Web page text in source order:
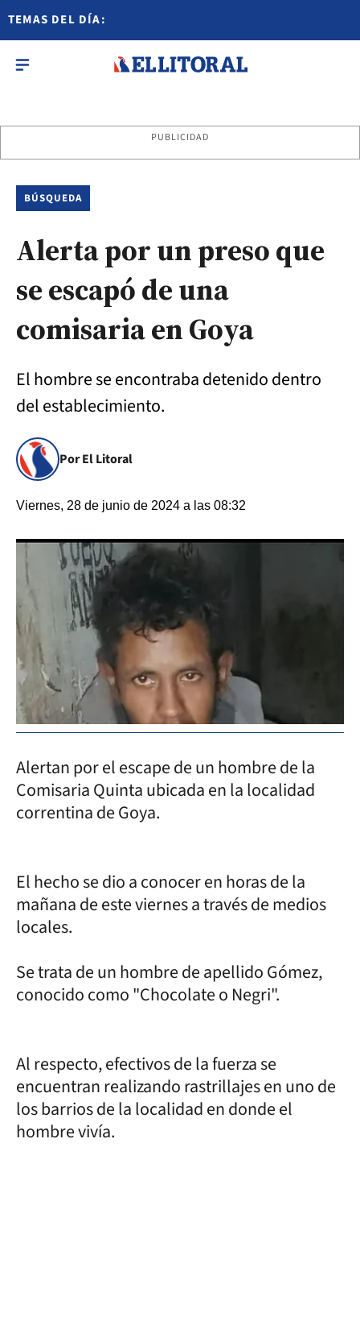
TEMAS DEL DÍA:
PUBLICIDAD
BÚSQUEDA
Alerta por un preso que
se escapó de una
comisaria en Goya
El hombre se encontraba detenido dentro
del establecimiento.
Por El Litoral
Viernes, 28 de junio de 2024 a las 08:32
Alertan por el escape de un hombre de la
Comisaria Quinta ubicada en la localidad
correntina de Goya.
El hecho se dio a conocer en horas de la
mañana de este viernes a través de medios
locales.
Se trata de un hombre de apellido Gómez,
conocido como "Chocolate o Negri".
Al respecto, efectivos de la fuerza se
encuentran realizando rastrillajes en uno de
los barrios de la localidad en donde el
hombre vivía.